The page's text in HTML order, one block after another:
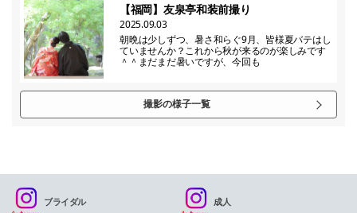
【福岡】友泉亭和装前撮り
2025.09.03
朝晩は少しずつ、暑さ和らぐ9月、皆様夏バテはし
ていませんか？これから秋が来るのが楽しみです
＾＾まだまだ暑いですが、今回も
撮影の様子一覧
ブライダル 成人